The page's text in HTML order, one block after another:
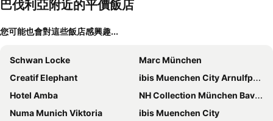
巴伐利亞附近的平價飯店
您可能也會對這些飯店感興趣...
Schwan Locke
Marc München
Creatif Elephant
ibis Muenchen City Arnulfpark
Hotel Amba
NH Collection München Bavaria
Numa Munich Viktoria
ibis Muenchen City